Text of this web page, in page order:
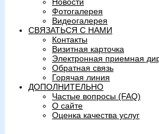
Новости
Фотогалерея
Видеогалерея
СВЯЗАТЬСЯ С НАМИ
Контакты
Визитная карточка
Электронная приемная
Обратная связь
Горячая линия
ДОПОЛНИТЕЛЬНО
Частые вопросы (FAQ)
О сайте
Оценка качества услуг